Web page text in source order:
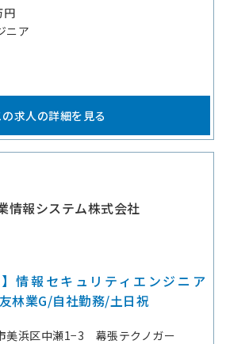
円
ニア
の求人の詳細を見る
情報システム株式会社
情報セキュリティエンジニア
林業G/自社勤務/土日祝
美浜区中瀬1−3 幕張テクノガー